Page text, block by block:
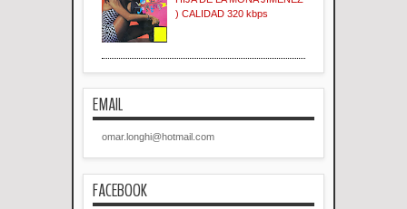
) CALIDAD 320 kbps
EMAIL
omar.longhi@hotmail.com
FACEBOOK